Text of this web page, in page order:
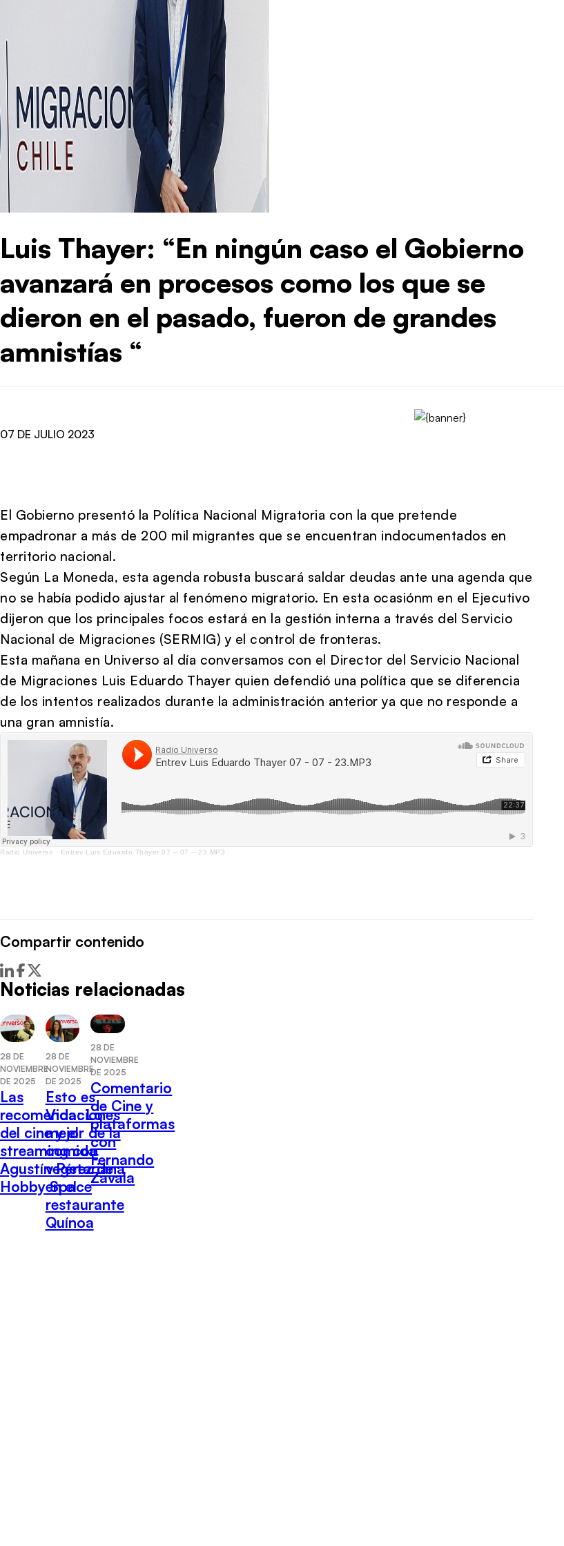
Luis Thayer: “En ningún caso el Gobierno
avanzará en procesos como los que se
dieron en el pasado, fueron de grandes
amnistías “
07 DE JULIO 2023
El Gobierno presentó la Política Nacional Migratoria con la que pretende
empadronar a más de 200 mil migrantes que se encuentran indocumentados en
territorio nacional.
Según La Moneda, esta agenda robusta buscará saldar deudas ante una agenda que
no se había podido ajustar al fenómeno migratorio. En esta ocasiónm en el Ejecutivo
dijeron que los principales focos estará en la gestión interna a través del Servicio
Nacional de Migraciones (SERMIG) y el control de fronteras.
Esta mañana en Universo al día conversamos con el Director del Servicio Nacional
de Migraciones Luis Eduardo Thayer quien defendió una política que se diferencia
de los intentos realizados durante la administración anterior ya que no responde a
una gran amnistía.
Radio Universo · Entrev Luis Eduardo Thayer 07 – 07 – 23.MP3
Compartir contenido
Noticias relacionadas
28 DE
NOVIEMBRE
DE 2025
Las
recomendaciones
del cine y el
streaming con
Agustín Pérez de
Hobby Space
28 DE
NOVIEMBRE
DE 2025
Esto es
Vida: Lo
mejor de la
comida
vegetariana
en el
restaurante
Quínoa
28 DE
NOVIEMBRE
DE 2025
Comentario
de Cine y
plataformas
con
Fernando
Zavala